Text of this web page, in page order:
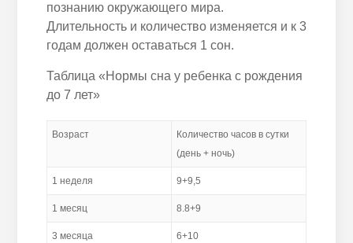
познанию окружающего мира.
Длительность и количество изменяется и к 3
годам должен оставаться 1 сон.
Таблица «Нормы сна у ребенка с рождения
до 7 лет»
Возраст
Количество часов в сутки
(день + ночь)
1 неделя 9+9,5
1 месяц 8.8+9
3 месяца 6+10